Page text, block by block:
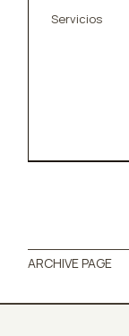
Servicios
ARCHIVE PAGE